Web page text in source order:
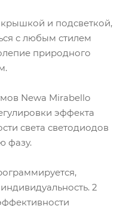
и подсветкой,
с любым стилем
природного
Newa Mirabello
эффекта
света светодиодов
фазу.
2